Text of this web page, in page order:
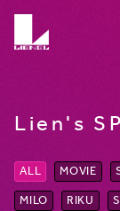
Lien's
ALL MOVIE
MILO
RIKU